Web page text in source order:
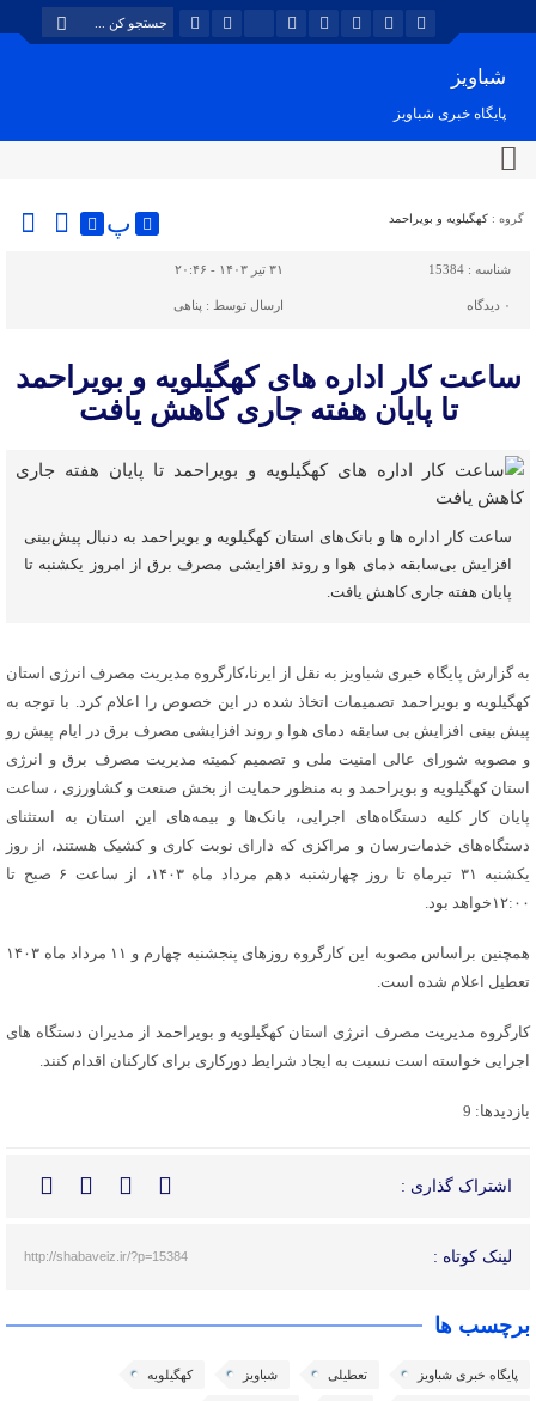
شباویز
پایگاه خبری شباویز
گروه : کهگیلویه و بویراحمد پ
شناسه : 15384 ۳۱ تیر ۱۴۰۳ - ۲۰:۴۶
۰ دیدگاه ارسال توسط : پناهی
ساعت کار اداره های کهگیلویه و بویراحمد
تا پایان هفته جاری کاهش یافت
ساعت کار اداره ها و بانک‌های استان کهگیلویه و بویراحمد به دنبال پیش‌بینی
افزایش بی‌سابقه دمای هوا و روند افزایشی مصرف برق از امروز یکشنبه تا
پایان هفته جاری کاهش یافت.
به گزارش پایگاه خبری شباویز به نقل از ایرنا،کارگروه مدیریت مصرف انرژی استان
کهگیلویه و بویراحمد تصمیمات اتخاذ شده در این خصوص را اعلام کرد. با توجه به
پیش بینی افزایش بی سابقه دمای هوا و روند افزایشی مصرف برق در ایام پیش رو
و مصوبه شورای عالی امنیت ملی و تصمیم کمیته مدیریت مصرف برق و انرژی
استان کهگیلویه و بویراحمد و به منظور حمایت از بخش صنعت و کشاورزی ، ساعت
پایان کار کلیه دستگاه‌های اجرایی، بانک‌ها و بیمه‌های این استان به استثنای
دستگاه‌های خدمات‌رسان و مراکزی که دارای نوبت کاری و کشیک هستند، از روز
یکشنبه ۳۱ تیرماه تا روز چهارشنبه دهم مرداد ماه ۱۴۰۳، از ساعت ۶ صبح تا
۱۲:۰۰خواهد بود.
همچنین براساس مصوبه این کارگروه روزهای پنجشنبه چهارم و ۱۱ مرداد ماه ۱۴۰۳
تعطیل اعلام شده است.
کارگروه مدیریت مصرف انرژی استان کهگیلویه و بویراحمد از مدیران دستگاه های
اجرایی خواسته است نسبت به ایجاد شرایط دورکاری برای کارکنان اقدام کنند.
بازدیدها: 9
اشتراک گذاری :
لینک کوتاه : http://shabaveiz.ir/?p=15384
برچسب ها
پایگاه خبری شباویز تعطیلی شباویز کهگیلویه